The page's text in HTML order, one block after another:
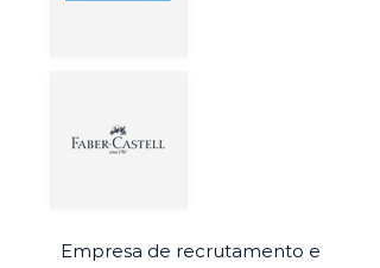
Empresa de recrutamento e